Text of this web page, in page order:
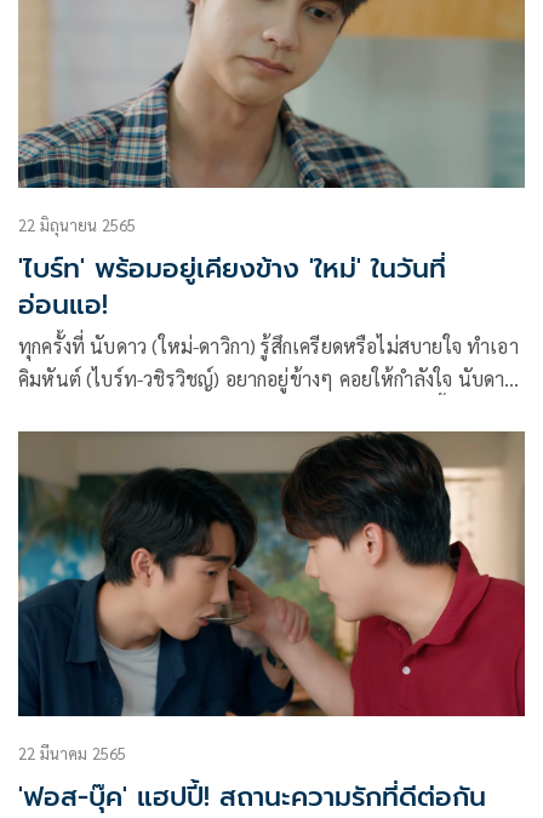
22 มิถุนายน 2565
'ไบร์ท' พร้อมอยู่เคียงข้าง 'ใหม่' ในวันที่
อ่อนแอ!
ทุกครั้งที่ นับดาว (ใหม่-ดาวิกา) รู้สึกเครียดหรือไม่สบายใจ ทำเอา
คิมหันต์ (ไบร์ท-วชิรวิชญ์) อยากอยู่ข้างๆ คอยให้กำลังใจ นับดาว
ซึ่ง แทนคุณ (ออฟ-จุมพล) ก็เป็นห่วง นับดาว
22 มีนาคม 2565
'ฟอส-บุ๊ค' แฮปปี้! สถานะความรักที่ดีต่อกัน